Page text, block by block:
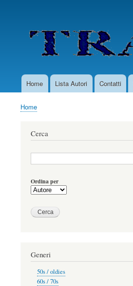
menu
MainHome Lista Autori Contatti
Briciole
pane
Home
Cerca
Ordina per
Generi
50s / oldies
60s / 70s